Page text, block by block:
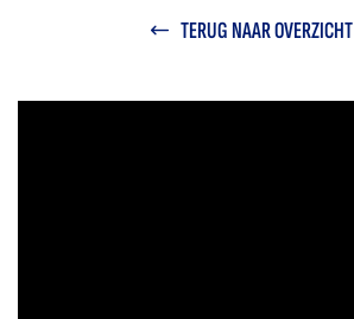
TERUG NAAR OVERZICHT